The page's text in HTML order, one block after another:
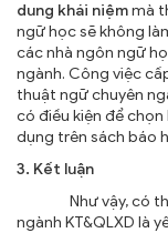
dung khái niệmmà
ngữ học sẽ không
các nhà ngôn ngữ
ngành. Công việc
thuật ngữ chuyên
có điều kiện để
dụng trên sách báo
3. Kết luận
Như vậy, có thể
ngành KT&QLXD là